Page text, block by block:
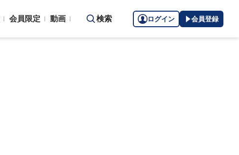
会員限定 動画 検索 ログイン 会員登録